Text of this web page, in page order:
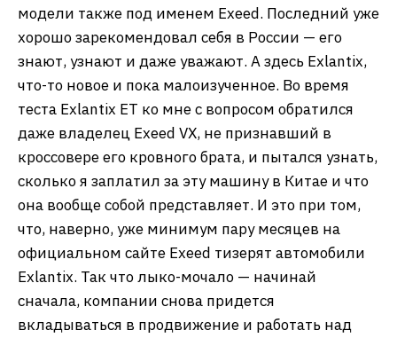
модели также под именем Exeed. Последний уже
хорошо зарекомендовал себя в России — его
знают, узнают и даже уважают. А здесь Exlantix,
что-то новое и пока малоизученное. Во время
теста Exlantix ET ко мне с вопросом обратился
даже владелец Exeed VX, не признавший в
кроссовере его кровного брата, и пытался узнать,
сколько я заплатил за эту машину в Китае и что
она вообще собой представляет. И это при том,
что, наверно, уже минимум пару месяцев на
официальном сайте Exeed тизерят автомобили
Exlantix. Так что лыко-мочало — начинай
сначала, компании снова придется
вкладываться в продвижение и работать над